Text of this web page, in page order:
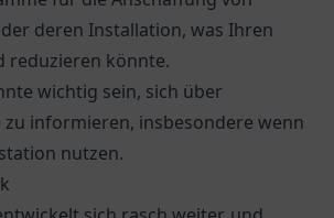
deren Installation, was Ihren
reduzieren könnte.
wichtig sein, sich über
informieren, insbesondere wenn
nutzen.